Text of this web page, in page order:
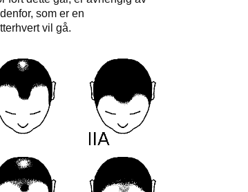
som er en
vil gå.